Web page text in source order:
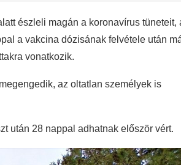
észleli magán a koronavírus tüneteit,
a vakcina dózisának felvétele után
vonatkozik.
az oltatlan személyek is
után 28 nappal adhatnak először vért.